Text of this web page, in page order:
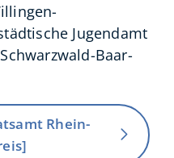
Jugendamt
Baar-
Rhein-